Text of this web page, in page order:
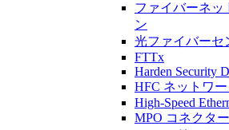
ファイバーネッ
ン
光ファイバーセ
FTTx
Harden Security
HFC ネットワー
High-Speed
MPO コネクタ